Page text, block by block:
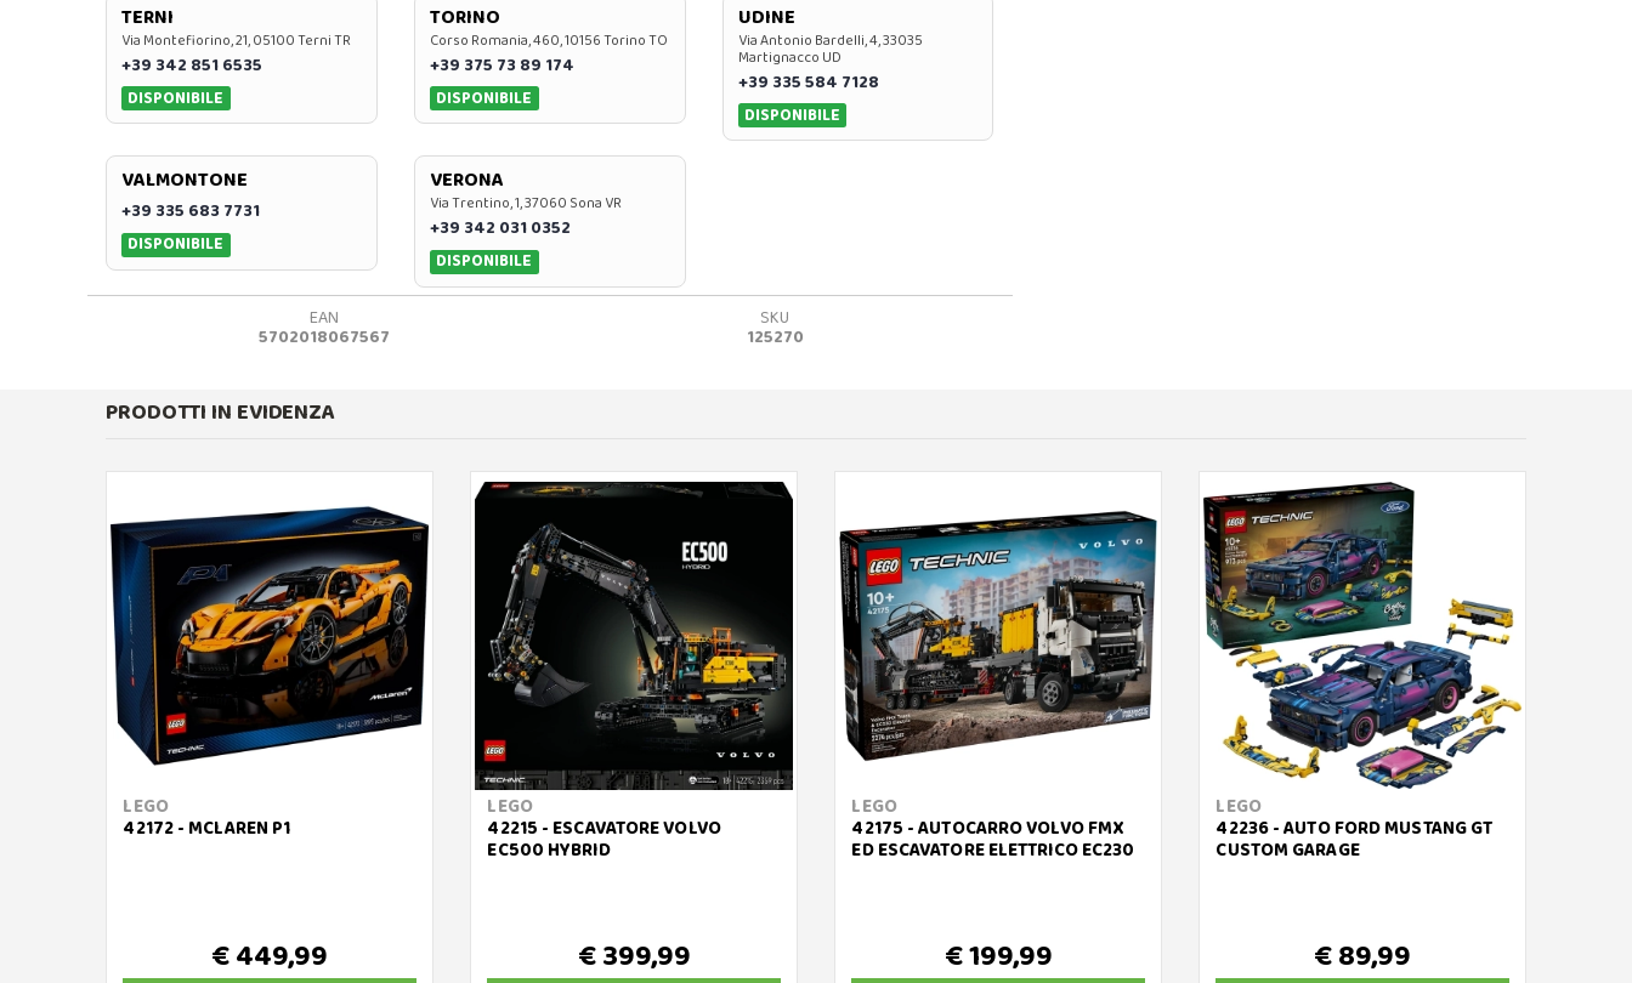
TERNI
Via Montefiorino, 21, 05100 Terni TR
+39 342 851 6535
DISPONIBILE
TORINO
Corso Romania, 460, 10156 Torino TO
+39 375 73 89 174
DISPONIBILE
UDINE
Via Antonio Bardelli, 4, 33035
Martignacco UD
+39 335 584 7128
DISPONIBILE
VALMONTONE
+39 335 683 7731
DISPONIBILE
VERONA
Via Trentino, 1, 37060 Sona VR
+39 342 031 0352
DISPONIBILE
EAN
5702018067567
SKU
125270
PRODOTTI IN EVIDENZA
LEGO
42172 - MCLAREN P1
€ 449,99
LEGO
42215 - ESCAVATORE VOLVO
EC500 HYBRID
€ 399,99
LEGO
42175 - AUTOCARRO VOLVO FMX
ED ESCAVATORE ELETTRICO EC230
€ 199,99
LEGO
42236 - AUTO FORD MUSTANG GT
CUSTOM GARAGE
€ 89,99